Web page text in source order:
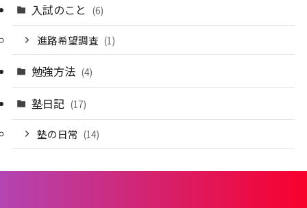
入試のこと (6)
進路希望調査 (1)
勉強方法 (4)
塾日記 (17)
塾の日常 (14)